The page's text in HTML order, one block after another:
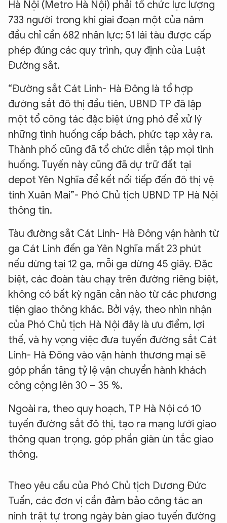
Hà Nội (Metro Hà Nội) phải tổ chức lực lượng
733 người trong khi giai đoạn một của năm
đầu chỉ cần 682 nhân lực; 51 lái tàu được cấp
phép đúng các quy trình, quy định của Luật
Đường sắt.
“Đường sắt Cát Linh- Hà Đông là tổ hợp
đường sắt đô thị đầu tiên, UBND TP đã lập
một tổ công tác đặc biệt ứng phó để xử lý
những tình huống cấp bách, phức tạp xảy ra.
Thành phố cũng đã tổ chức diễn tập mọi tình
huống. Tuyến này cũng đã dự trữ đất tại
depot Yên Nghĩa để kết nối tiếp đến đô thị vệ
tinh Xuân Mai”- Phó Chủ tịch UBND TP Hà Nội
thông tin.
Tàu đường sắt Cát Linh- Hà Đông vận hành từ
ga Cát Linh đến ga Yên Nghĩa mất 23 phút
nếu dừng tại 12 ga, mỗi ga dừng 45 giây. Đặc
biệt, các đoàn tàu chạy trên đường riêng biệt,
không có bất kỳ ngăn cản nào từ các phương
tiện giao thông khác. Bởi vậy, theo nhìn nhận
của Phó Chủ tịch Hà Nội đây là ưu điểm, lợi
thế, và hy vọng việc đưa tuyến đường sắt Cát
Linh- Hà Đông vào vận hành thương mại sẽ
góp phần tăng tỷ lệ vận chuyển hành khách
công cộng lên 30 – 35 %.
Ngoài ra, theo quy hoạch, TP Hà Nội có 10
tuyến đường sắt đô thị, tạo ra mạng lưới giao
thông quan trọng, góp phần giàn ùn tắc giao
thông.
Theo yêu cầu của Phó Chủ tịch Dương Đức
Tuấn, các đơn vị cần đảm bảo công tác an
ninh trật tự trong ngày bàn giao tuyến đường